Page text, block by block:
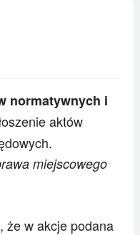
normatywnych i
aktów
miejscowego
że w akcje podana